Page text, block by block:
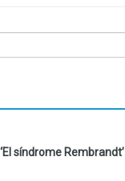
síndrome Rembrandt’